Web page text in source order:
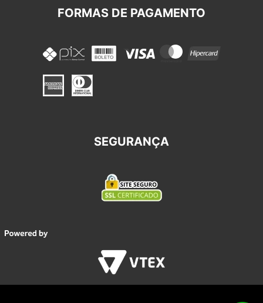
FORMAS DE PAGAMENTO
SEGURANÇA